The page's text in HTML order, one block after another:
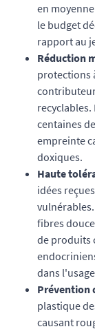
en
le budget
rapport au
Réduction
protections
centaines
empreinte
doxiques.
Haute
idées
fibres
de produits
dans
Prévention
plastique
causant